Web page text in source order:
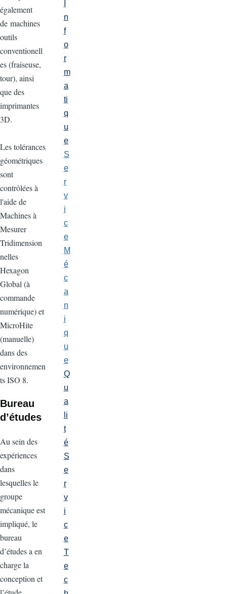
également
de machines
outils
conventionell
es (fraiseuse,
tour), ainsi
que des
imprimantes
3D.
Les tolérances
géométriques
sont
contrôlées à
l'aide de
Machines à
Mesurer
Tridimension
nelles
Hexagon
Global (à
commande
numérique) et
MicroHite
(manuelle)
dans des
environnemen
ts ISO 8.
Bureau
d’études
Au sein des
expériences
dans
lesquelles le
groupe
mécanique est
impliqué, le
bureau
d’études a en
charge la
conception et
n
f
o
r
m
a
ti
q
u
e
S
e
r
v
i
c
e
M
é
c
a
n
i
q
u
e
Q
u
a
li
t
é
S
e
r
v
i
c
e
T
e
c